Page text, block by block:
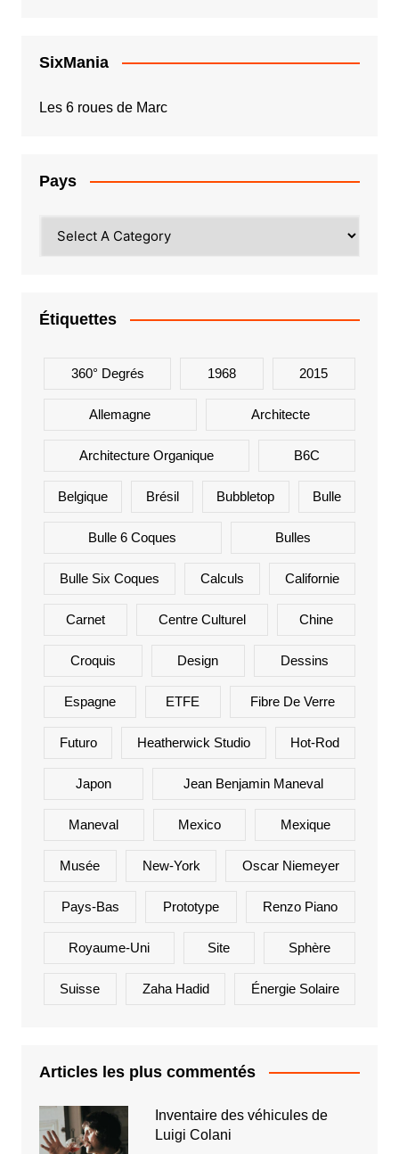
SixMania
Les 6 roues de Marc
Pays
Étiquettes
360° Degrés 1968 2015
Allemagne Architecte
Architecture Organique B6C
Belgique Brésil Bubbletop Bulle
Bulle 6 Coques Bulles
Bulle Six Coques Calculs Californie
Carnet Centre Culturel Chine
Croquis Design Dessins
Espagne ETFE Fibre De Verre
Futuro Heatherwick Studio Hot-Rod
Japon Jean Benjamin Maneval
Maneval Mexico Mexique
Musée New-York Oscar Niemeyer
Pays-Bas Prototype Renzo Piano
Royaume-Uni Site Sphère
Suisse Zaha Hadid Énergie Solaire
Articles les plus commentés
Inventaire des véhicules de
Luigi Colani